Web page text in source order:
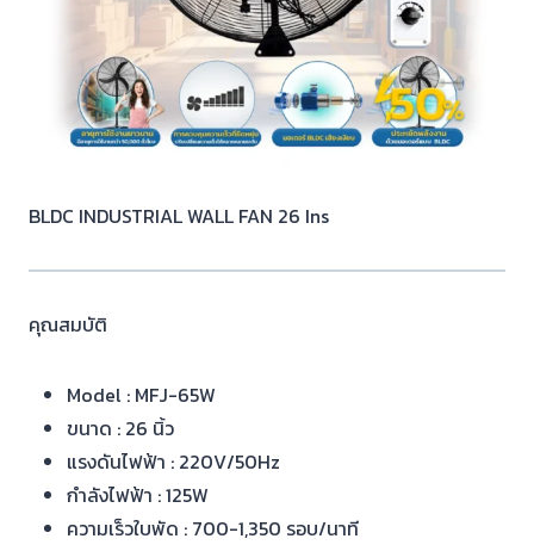
BLDC INDUSTRIAL WALL FAN 26 Ins
คุณสมบัติ
Model : MFJ-65W
ขนาด : 26 นิ้ว
แรงดันไฟฟ้า : 220V/50Hz
กำลังไฟฟ้า : 125W
ความเร็วใบพัด : 700-1,350 รอบ/นาที